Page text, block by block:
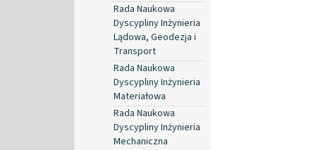
Rada Naukowa
Dyscypliny Inżynieria
Lądowa, Geodezja i
Transport
Rada Naukowa
Dyscypliny Inżynieria
Materiałowa
Rada Naukowa
Dyscypliny Inżynieria
Mechaniczna